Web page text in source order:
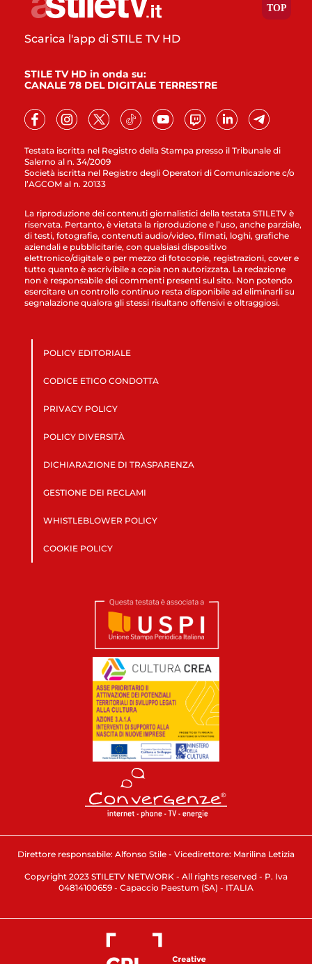
Testata iscritta nel Registro della Stampa presso il Tribunale di
Salerno al n. 34/2009
Società iscritta nel Registro degli Operatori di Comunicazione c/o
l’AGCOM al n. 20133
Scarica l'app di STILE TV HD
STILE TV HD in onda su:
CANALE 78 DEL DIGITALE TERRESTRE
La riproduzione dei contenuti giornalistici della testata STILETV è
riservata. Pertanto, è vietata la riproduzione e l’uso, anche parziale,
di testi, fotografie, contenuti audio/video, filmati, loghi, grafiche
aziendali e pubblicitarie, con qualsiasi dispositivo
elettronico/digitale o per mezzo di fotocopie, registrazioni, cover e
tutto quanto è ascrivibile a copia non autorizzata. La redazione
non è responsabile dei commenti presenti sul sito. Non potendo
esercitare un controllo continuo resta disponibile ad eliminarli su
segnalazione qualora gli stessi risultano offensivi e oltraggiosi.
POLICY EDITORIALE
CODICE ETICO CONDOTTA
PRIVACY POLICY
POLICY DIVERSITÀ
DICHIARAZIONE DI TRASPARENZA
GESTIONE DEI RECLAMI
WHISTLEBLOWER POLICY
COOKIE POLICY
Direttore responsabile: Alfonso Stile - Vicedirettore: Marilina Letizia
Copyright 2023 STILETV NETWORK - All rights reserved - P. Iva
04814100659 - Capaccio Paestum (SA) - ITALIA